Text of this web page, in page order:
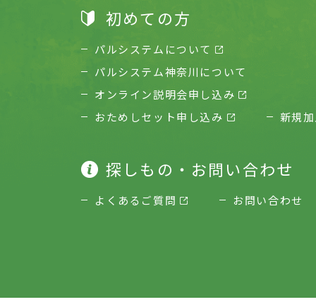
初めての方
パルシステムについて
パルシステム神奈川について
オンライン説明会申し込み
おためしセット申し込み
新規
探しもの・お問い合わせ
よくあるご質問 お問い合わせ